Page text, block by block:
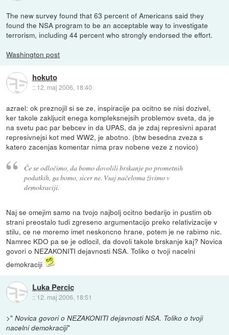
The new survey found that 63 percent of Americans said they
found the NSA program to be an acceptable way to investigate
terrorism, including 44 percent who strongly endorsed the effort.
Washington post
hokuto
:: 12. maj 2006, 18:40
azrael: ok preznojil si se ze, inspiracije pa ocitno se nisi dozivel,
ker takole zakljucit enega kompleksnejsih problemov sveta, da je
na svetu pac par bebcev in da UPAS, da je zdaj represivni aparat
represivnejsi kot med WW2, je abotno. (btw besedna zveza s
katero zacenjas komentar nima prav nobene veze z novico)
Če se odločimo, da bomo dovolili brskanje po prometnih
podatkih, ga bomo, sicer ne. Vsaj načeloma živimo v
demokraciji.
Naj se omejim samo na tvojo najbolj ocitno bedarijo in pustim ob
strani preostalo tudi zgreseno argumentacijo preko relativizacije v
stilu, ce ne moremo imet neskoncno hrane, potem je ne rabimo nic.
Namrec KDO pa se je odlocil, da dovoli takole brskanje kaj? Novica
govori o NEZAKONITI dejavnosti NSA. Toliko o tvoji nacelni
demokraciji
Luka Percic
:: 12. maj 2006, 18:51
>" Novica govori o NEZAKONITI dejavnosti NSA. Toliko o tvoji
nacelni demokraciji"